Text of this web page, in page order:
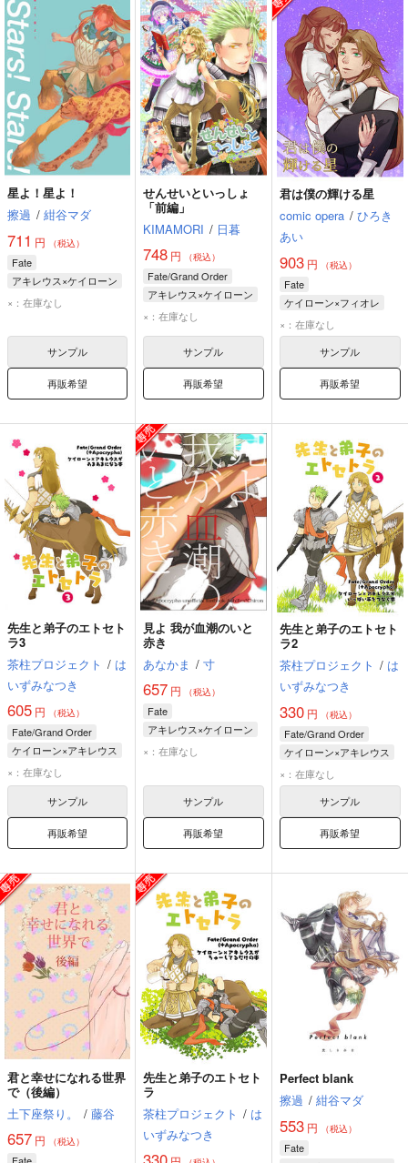
星よ！星よ！
擦過 / 紺谷マダ
711 円 （税込）
Fate
アキレウス×ケイローン
アキレウス
×：在庫なし
サンプル
再販希望
せんせいといっしょ
「前編」
KIMAMORI / 日暮
748 円 （税込）
Fate/Grand Order
アキレウス×ケイローン
アキレウス
×：在庫なし
サンプル
再販希望
君は僕の輝ける星
comic opera / ひろき
あい
903円 （税込）
Fate
ケイローン×フィオレ
ケイローン
フィオレ・フォルヴェッジ・ユグドミレニア
アタランテ
×：在庫なし
サンプル
再販希望
先生と弟子のエトセト
ラ3
茶柱プロジェクト / は
いずみなつき
605 円 （税込）
Fate/Grand Order
ケイローン×アキレウス
ケイローン
アキレウス
×：在庫なし
サンプル
再販希望
見よ 我が血潮のいと
赤き
あなかま / 寸
657 円 （税込）
Fate
アキレウス×ケイローン
アキレウス
×：在庫なし
サンプル
再販希望
先生と弟子のエトセト
ラ2
茶柱プロジェクト / は
いずみなつき
330円 （税込）
Fate/Grand Order
ケイローン×アキレウス
ケイローン
アキレウス
×：在庫なし
サンプル
再販希望
君と幸せになれる世界
で（後編）
土下座祭り。
/ 藤谷
657 円 （税込）
先生と弟子のエトセト
ラ
茶柱プロジェクト / は
いずみなつき
Perfect blank
擦過 / 紺谷マダ
553円 （税込）
Fate